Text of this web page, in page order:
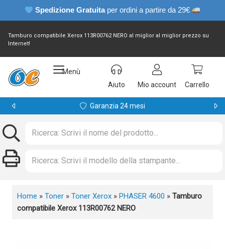
Spedizione Gratuita per ordini a partire da 29€
Tamburo compatibile Xerox 113R00762 NERO al miglior al miglior prezzo su
Internet!
Menù
Aiuto
Mio account Carrello
Garanzia 24 mesi
Home » Toner » Toner Xerox » PHASER 4600 » Tamburo
compatibile Xerox 113R00762 NERO